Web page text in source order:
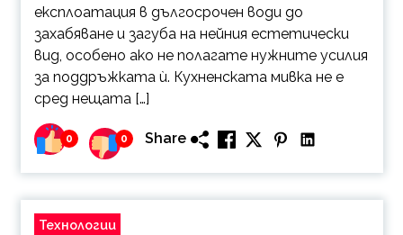
експлоатация в дългосрочен води до
захабяване и загуба на нейния естетически
вид, особено ако не полагате нужните усилия
за поддръжката ѝ. Кухненската мивка не е
сред нещата […]
0 0 Share
Технологии